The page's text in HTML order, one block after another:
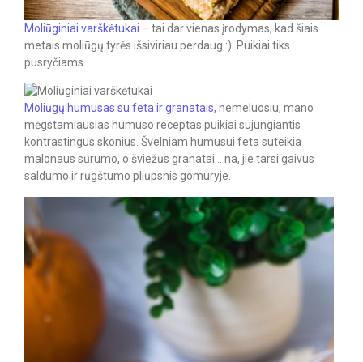
Moliūginiai varškėtukai – tai dar vienas įrodymas, kad šiais
metais moliūgų tyrės išsiviriau perdaug :). Puikiai tiks
pusryčiams.
Moliūgų humusas su feta ir granatais, nemeluosiu, mano
mėgstamiausias humuso receptas puikiai sujungiantis
kontrastingus skonius. Švelniam humusui feta suteikia
malonaus sūrumo, o šviežūs granatai… na, jie tarsi gaivus
saldumo ir rūgštumo pliūpsnis gomuryje.